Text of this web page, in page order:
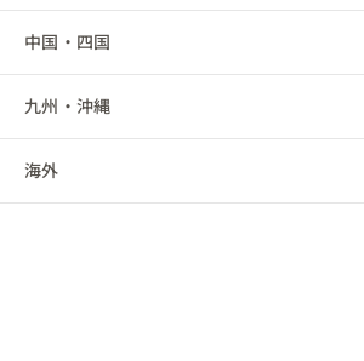
山形県
福島県
埼玉県
千葉県
東京都
愛知県
三重県
富山県
石川県
福井県
滋賀県
京都府
大阪府
中国・四国
鳥取県
島根県
九州・沖縄
福岡県
海外